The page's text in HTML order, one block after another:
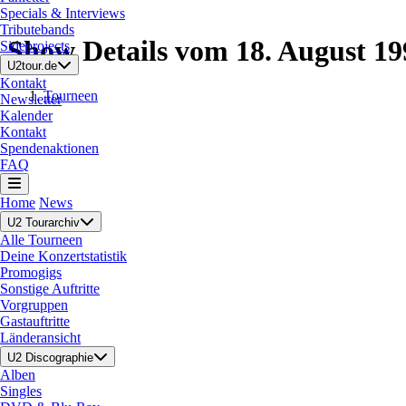
Specials & Interviews
Tributebands
Sideprojects
U2tour.de
Kontakt
Newsletter
Kalender
Kontakt
Spendenaktionen
FAQ
Home News
U2 Tourarchiv
Alle Tourneen
Deine Konzertstatistik
Promogigs
Sonstige Auftritte
Vorgruppen
Gastauftritte
Länderansicht
U2 Discographie
Alben
Singles
Show Details vom 18. August
Tourneen